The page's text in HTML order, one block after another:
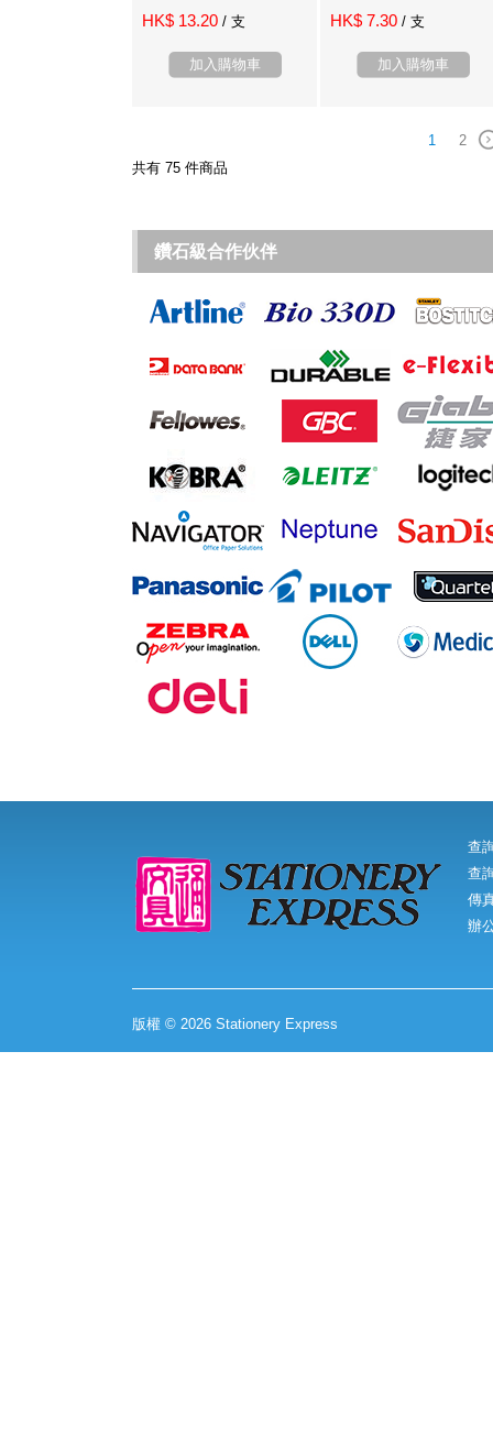
HK$ 13.20 / 支
加入購物車
HK$ 7.30 / 支
加入購物車
1
2
共有 75 件商品
鑽石級合作伙伴
查
查
傳
辦
版權 © 2026 Stationery Express